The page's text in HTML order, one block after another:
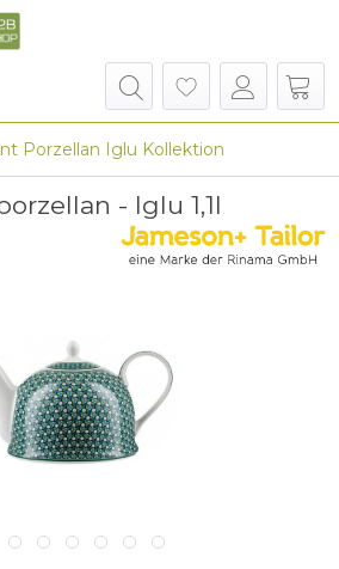
Porzellan Iglu Kollektion
- Iglu 1,1l